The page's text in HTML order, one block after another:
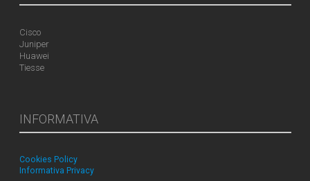
Cisco
Juniper
Huawei
Tiesse
INFORMATIVA
Cookies Policy
Informativa Privacy